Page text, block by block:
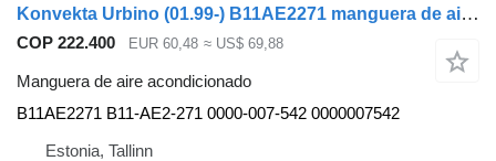
Konvekta Urbino (01.99-) B11AE2271 manguera de aire acondicionado para Solaris Urbino, Alpino, Vacanza (1999-) autobús
COP 222.400 EUR 60,48 ≈ US$ 69,88
Manguera de aire acondicionado
B11AE2271 B11-AE2-271 0000-007-542 0000007542
Estonia, Tallinn